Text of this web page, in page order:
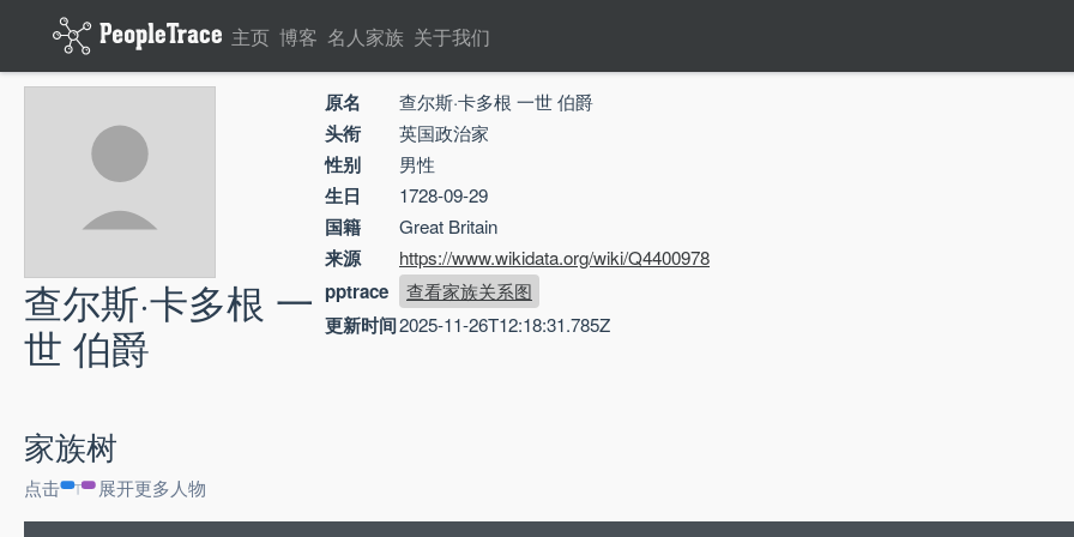
主页 博客 名人家族 关于我们
查尔斯·卡多根 一
世 伯爵
原名 查尔斯·卡多根 一世 伯爵
头衔 英国政治家
性别 男性
生日 1728-09-29
国籍 Great Britain
来源 https://www.wikidata.org/wiki/Q4400978
pptrace 查看家族关系图
更新时间2025-11-26T12:18:31.785Z
家族树
点击 展开更多人物